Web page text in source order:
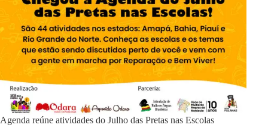
Agenda reúne atividades do Julho das Pretas nas Escolas